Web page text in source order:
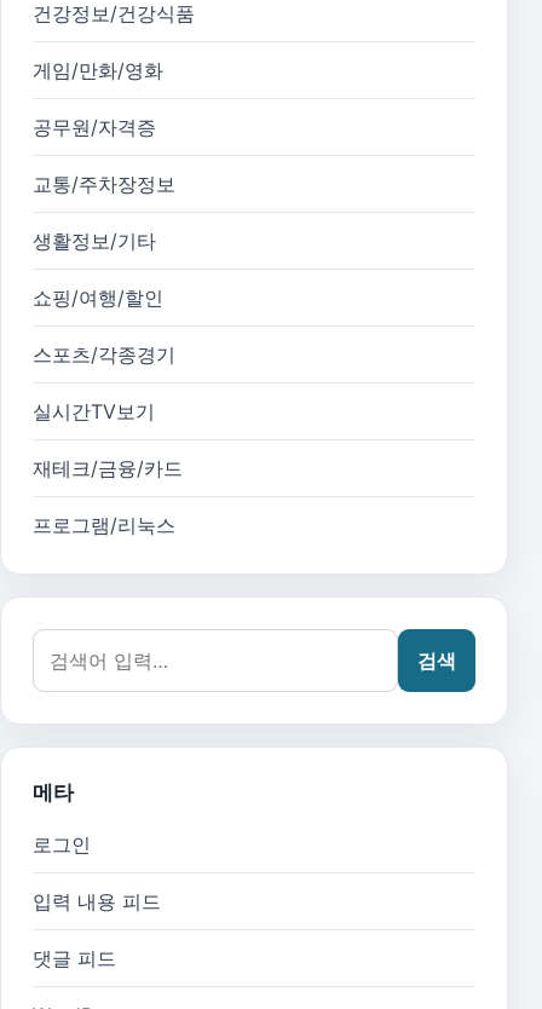
건강정보/건강식품
게임/만화/영화
공무원/자격증
교통/주차장정보
생활정보/기타
쇼핑/여행/할인
스포츠/각종경기
실시간TV보기
재테크/금융/카드
프로그램/리눅스
검색어:
검색
메타
로그인
입력 내용 피드
댓글 피드